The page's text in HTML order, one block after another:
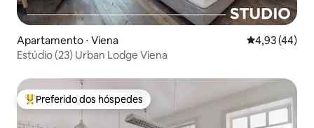
Apartamento ⋅ Viena 4,93 de uma
4,93 (44)
Estúdio (23) Urban Lodge Viena
Entre os melhores preferidos dos hóspedes
Preferido dos hóspedes